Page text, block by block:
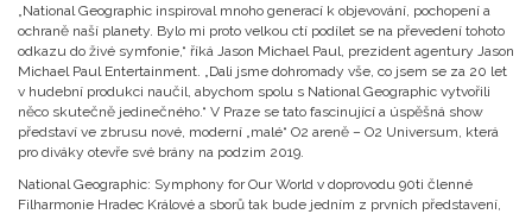
„National Geographic inspiroval mnoho generací k objevování, pochopení a
ochraně naší planety. Bylo mi proto velkou ctí podílet se na převedení tohoto
odkazu do živé symfonie,“ říká Jason Michael Paul, prezident agentury Jason
Michael Paul Entertainment. „Dali jsme dohromady vše, co jsem se za 20 let
v hudební produkci naučil, abychom spolu s National Geographic vytvořili
něco skutečně jedinečného.“ V Praze se tato fascinující a úspěšná show
představí ve zbrusu nové, moderní „malé“ O2 areně – O2 Universum, která
pro diváky otevře své brány na podzim 2019.
National Geographic: Symphony for Our World v doprovodu 90ti členné
Filharmonie Hradec Králové a sborů tak bude jedním z prvních představení,